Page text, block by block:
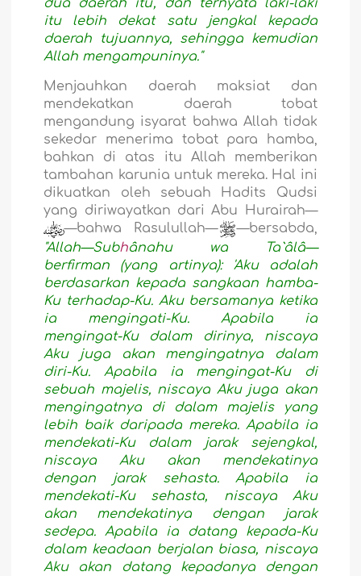
dua daerah itu', dan ternyata laki-laki
itu lebih dekat satu jengkal kepada
daerah tujuannya, sehingga kemudian
Allah mengampuninya."
Menjauhkan daerah maksiat dan
mendekatkan daerah tobat
mengandung isyarat bahwa Allah tidak
sekedar menerima tobat para hamba,
bahkan di atas itu Allah memberikan
tambahan karunia untuk mereka. Hal ini
dikuatkan oleh sebuah Hadits Qudsi
yang diriwayatkan dari Abu Hurairah—
—bahwa Rasulullah—
—bersabda,
"Allah—Subhânahu wa Ta`âlâ—
berfirman (yang artinya): 'Aku adalah
berdasarkan kepada sangkaan hamba-
Ku terhadap-Ku. Aku bersamanya ketika
ia mengingati-Ku. Apabila ia
mengingat-Ku dalam dirinya, niscaya
Aku juga akan mengingatnya dalam
diri-Ku. Apabila ia mengingat-Ku di
sebuah majelis, niscaya Aku juga akan
mengingatnya di dalam majelis yang
lebih baik daripada mereka. Apabila ia
mendekati-Ku dalam jarak sejengkal,
niscaya Aku akan mendekatinya
dengan jarak sehasta. Apabila ia
mendekati-Ku sehasta, niscaya Aku
akan mendekatinya dengan jarak
sedepa. Apabila ia datang kepada-Ku
dalam keadaan berjalan biasa, niscaya
Aku akan datang kepadanya dengan